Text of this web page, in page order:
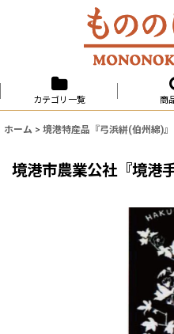
カテゴリ一覧 商
ホーム > 境港特産品『弓浜絣(伯州綿)』
境港市農業公社『境港